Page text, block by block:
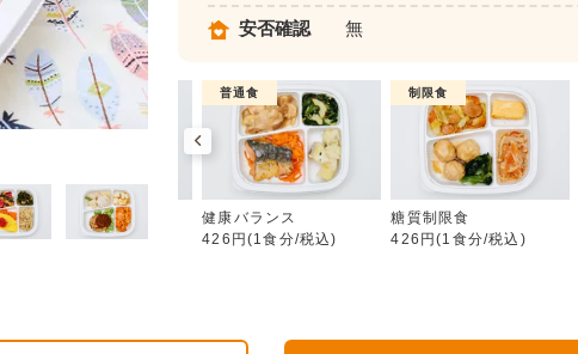
健康バランス
安否確認 無
制限食
カロリー調整食
426円(1食分/税込)
普通食
健康バランス
426円(1食分/税込)
制限食
糖質制限食
426円(1食分/税込)